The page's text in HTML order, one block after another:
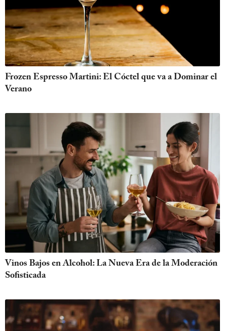
Frozen Espresso Martini: El Cóctel que va a Dominar el
Verano
Vinos Bajos en Alcohol: La Nueva Era de la Moderación
Sofisticada